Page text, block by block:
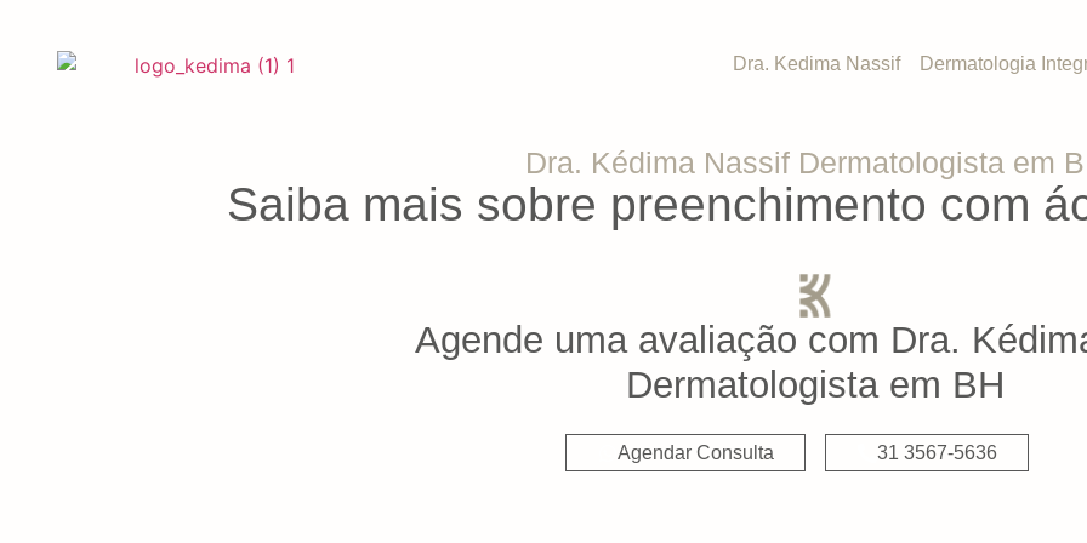
Dra. Kedima Nassif Dermatologia
Dra. Kédima Nassif Dermatologista em
Saiba mais sobre preenchimento com
Agende uma avaliação com Dra.
Dermatologista em BH
Agendar Consulta 31 3567-5636